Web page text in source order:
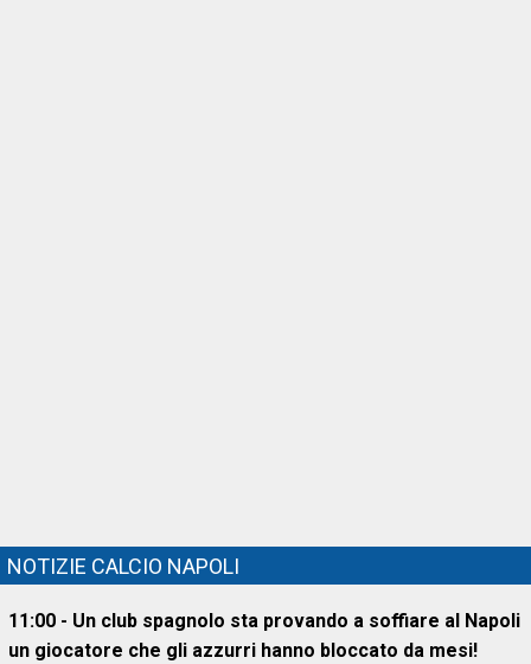
NOTIZIE CALCIO NAPOLI
11:00 - Un club spagnolo sta provando a soffiare al Napoli
un giocatore che gli azzurri hanno bloccato da mesi!